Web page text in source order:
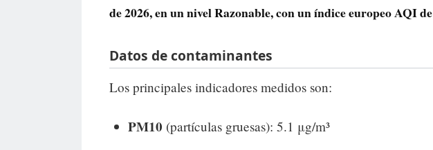
de 2026, en un nivelRazonable, con un índice europeo AQI de
Datos de contaminantes
Los principales indicadores medidos son:
PM10 (partículas gruesas): 5.1 μg/m³